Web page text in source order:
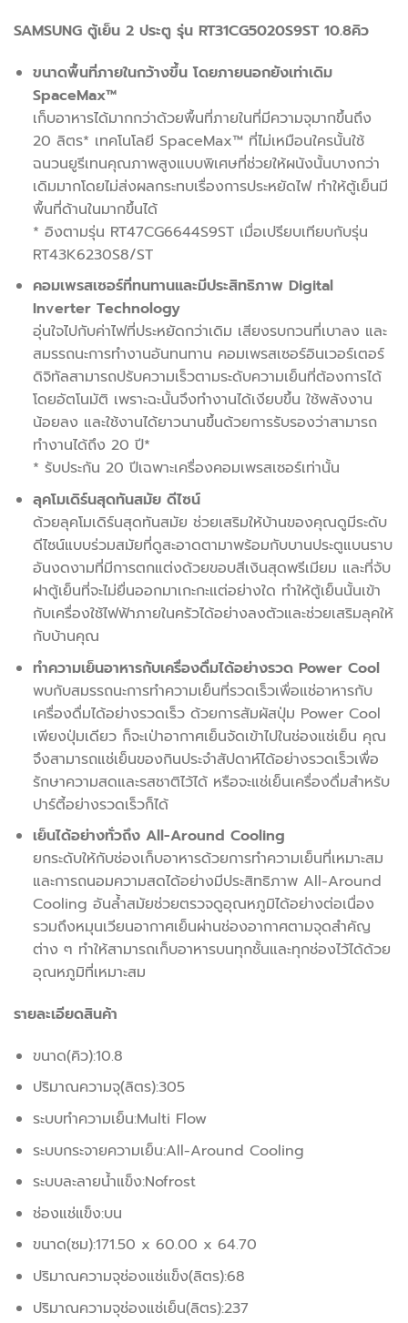
SAMSUNG ตู้เย็น 2 ประตู รุ่น RT31CG5020S9ST 10.8คิว
ขนาดพื้นที่ภายในกว้างขึ้น โดยภายนอกยังเท่าเดิม
SpaceMax™
เก็บอาหารได้มากกว่าด้วยพื้นที่ภายในที่มีความจุมากขึ้นถึง
20 ลิตร* เทคโนโลยี SpaceMax™ ที่ไม่เหมือนใครนั้นใช้
ฉนวนยูรีเทนคุณภาพสูงแบบพิเศษที่ช่วยให้ผนังนั้นบางกว่า
เดิมมากโดยไม่ส่งผลกระทบเรื่องการประหยัดไฟ ทำให้ตู้เย็นมี
พื้นที่ด้านในมากขึ้นได้
* อิงตามรุ่น RT47CG6644S9ST เมื่อเปรียบเทียบกับรุ่น
RT43K6230S8/ST
คอมเพรสเซอร์ที่ทนทานและมีประสิทธิภาพ Digital
Inverter Technology
อุ่นใจไปกับค่าไฟที่ประหยัดกว่าเดิม เสียงรบกวนที่เบาลง และ
สมรรถนะการทำงานอันทนทาน คอมเพรสเซอร์อินเวอร์เตอร์
ดิจิทัลสามารถปรับความเร็วตามระดับความเย็นที่ต้องการได้
โดยอัตโนมัติ เพราะฉะนั้นจึงทำงานได้เงียบขึ้น ใช้พลังงาน
น้อยลง และใช้งานได้ยาวนานขึ้นด้วยการรับรองว่าสามารถ
ทำงานได้ถึง 20 ปี*
* รับประกัน 20 ปีเฉพาะเครื่องคอมเพรสเซอร์เท่านั้น
ลุคโมเดิร์นสุดทันสมัย ดีไซน์
ด้วยลุคโมเดิร์นสุดทันสมัย ช่วยเสริมให้บ้านของคุณดูมีระดับ
ดีไซน์แบบร่วมสมัยที่ดูสะอาดตามาพร้อมกับบานประตูแบนราบ
อันงดงามที่มีการตกแต่งด้วยขอบสีเงินสุดพรีเมียม และที่จับ
ฝาตู้เย็นที่จะไม่ยื่นออกมาเกะกะแต่อย่างใด ทำให้ตู้เย็นนั้นเข้า
กับเครื่องใช้ไฟฟ้าภายในครัวได้อย่างลงตัวและช่วยเสริมลุคให้
กับบ้านคุณ
ทำความเย็นอาหารกับเครื่องดื่มได้อย่างรวด Power Cool
พบกับสมรรถนะการทำความเย็นที่รวดเร็วเพื่อแช่อาหารกับ
เครื่องดื่มได้อย่างรวดเร็ว ด้วยการสัมผัสปุ่ม Power Cool
เพียงปุ่มเดียว ก็จะเป่าอากาศเย็นจัดเข้าไปในช่องแช่เย็น คุณ
จึงสามารถแช่เย็นของกินประจำสัปดาห์ได้อย่างรวดเร็วเพื่อ
รักษาความสดและรสชาติไว้ได้ หรือจะแช่เย็นเครื่องดื่มสำหรับ
ปาร์ตี้อย่างรวดเร็วก็ได้
เย็นได้อย่างทั่วถึง All-Around Cooling
ยกระดับให้กับช่องเก็บอาหารด้วยการทำความเย็นที่เหมาะสม
และการถนอมความสดได้อย่างมีประสิทธิภาพ All-Around
Cooling อันล้ำสมัยช่วยตรวจดูอุณหภูมิได้อย่างต่อเนื่อง
รวมถึงหมุนเวียนอากาศเย็นผ่านช่องอากาศตามจุดสำคัญ
ต่าง ๆ ทำให้สามารถเก็บอาหารบนทุกชั้นและทุกช่องไว้ได้ด้วย
อุณหภูมิที่เหมาะสม
รายละเอียดสินค้า
ขนาด(คิว):10.8
ปริมาณความจุ(ลิตร):305
ระบบทำความเย็น:Multi Flow
ระบบกระจายความเย็น:All-Around Cooling
ระบบละลายน้ำแข็ง:Nofrost
ช่องแช่แข็ง:บน
ขนาด(ซม):171.50 x 60.00 x 64.70
ปริมาณความจุช่องแช่แข็ง(ลิตร):68
ปริมาณความจุช่องแช่เย็น(ลิตร):237